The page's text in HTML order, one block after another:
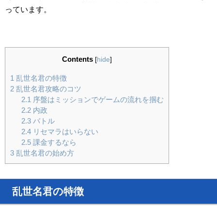
っています。
Contents [hide]
1 乱世名君の特徴
2 乱世名君攻略のコツ
2.1
序盤はミッションでゲームの流れを掴む
2.2内政
2.3バトル
2.4リセマラはいらない
2.5課金するなら
3 乱世名君の始め方
乱世名君の特徴